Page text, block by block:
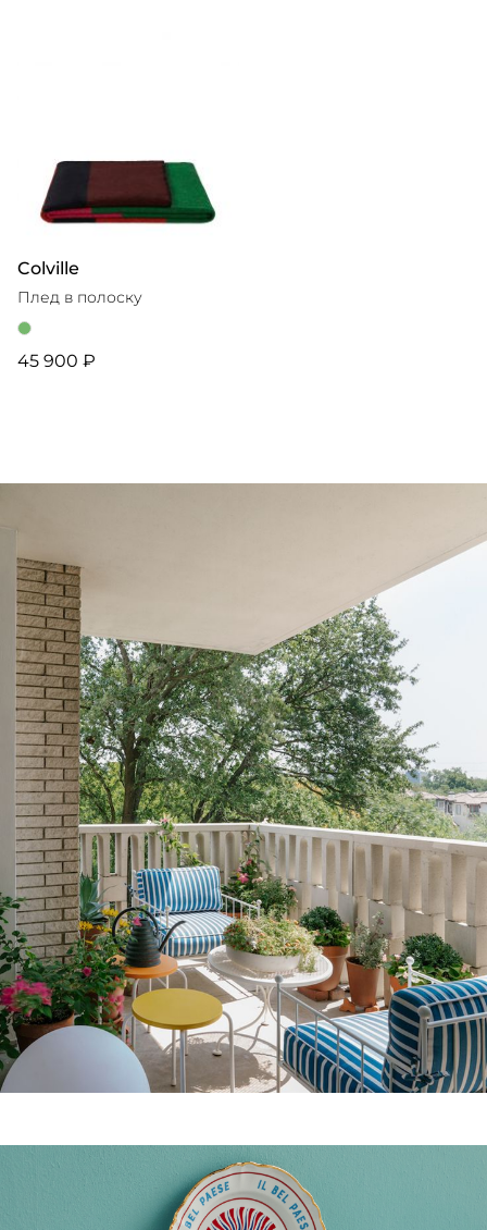
Colville
Плед в полоску
45 900 ₽